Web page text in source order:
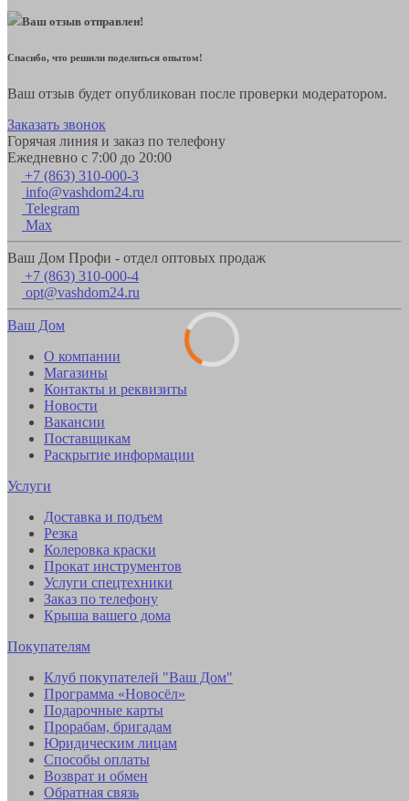
Ваш отзыв отправлен!
Спасибо, что решили поделиться опытом!
Ваш отзыв будет опубликован после проверки модератором.
Заказать звонок
Горячая линия и заказ по телефону
Ежедневно с 7:00 до 20:00
+7 (863) 310-000-3
info@vashdom24.ru
Telegram
Max
Ваш Дом Профи - отдел оптовых продаж
+7 (863) 310-000-4
opt@vashdom24.ru
Ваш Дом
О компании
Магазины
Контакты и реквизиты
Новости
Вакансии
Поставщикам
Раскрытие информации
Услуги
Доставка и подъем
Резка
Колеровка краски
Прокат инструментов
Услуги спецтехники
Заказ по телефону
Крыша вашего дома
Покупателям
Клуб покупателей "Ваш Дом"
Программа «Новосёл»
Подарочные карты
Прорабам, бригадам
Юридическим лицам
Способы оплаты
Возврат и обмен
Обратная связь